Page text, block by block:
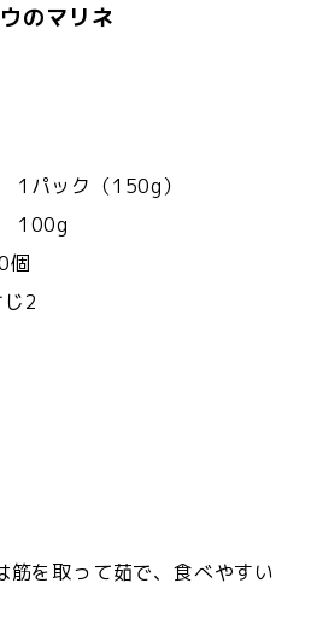
のマリネ
ク（150g）
100g
個
2
筋を取って茹で、食べやすい